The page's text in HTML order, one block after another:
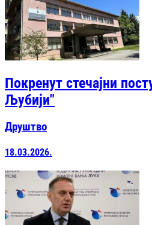
Покренут стечајни
Љубији"
Друштво
18.03.2026.